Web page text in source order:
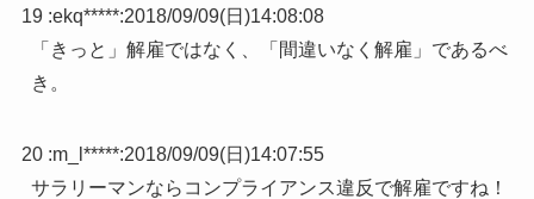
19 :ekq*****:2018/09/09(日)14:08:08
「きっと」解雇ではなく、「間違いなく解雇」であるべ
き。
20 :m_l*****:2018/09/09(日)14:07:55
サラリーマンならコンプライアンス違反で解雇ですね！